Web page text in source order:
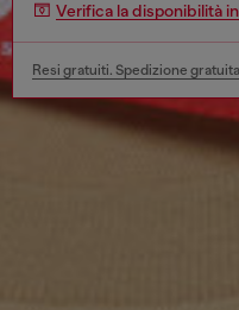
Verifica la disponibilità
Resi gratuiti. Spedizione